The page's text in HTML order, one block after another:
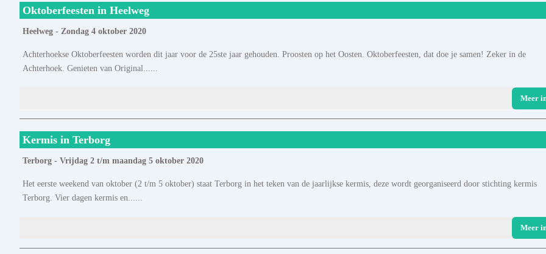
Oktoberfeesten in Heelweg
Heelweg - Zondag 4 oktober 2020
Achterhoekse Oktoberfeesten worden dit jaar voor de 25ste jaar gehouden. Proosten op het Oosten. Oktoberfeesten, dat doe je samen! Zeker in de
Achterhoek. Genieten van Original......
Meer
Kermis in Terborg
Terborg - Vrijdag 2 t/m maandag 5 oktober 2020
Het eerste weekend van oktober (2 t/m 5 oktober) staat Terborg in het teken van de jaarlijkse kermis, deze wordt georganiseerd door stichting kermis
Terborg. Vier dagen kermis en......
Meer